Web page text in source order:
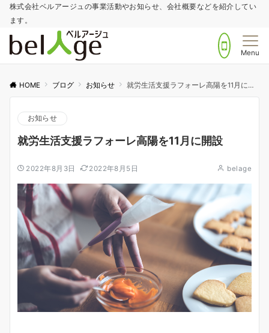
株式会社ベルアージュの事業活動やお知らせ、会社概要などを紹介してい
ます。
Menu
HOME ブログ お知らせ 就労生活支援ラフォーレ高陽を11月に開設
お知らせ
就労生活支援ラフォーレ高陽を11月に開設
2022年8月3日 2022年8月5日 belage